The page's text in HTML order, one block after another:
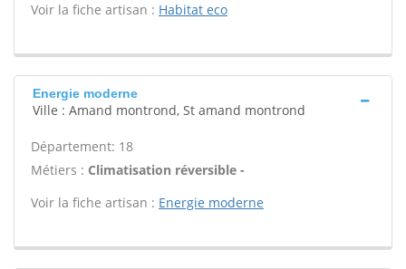
Voir la fiche artisan : Habitat eco
Energie moderne
Ville : Amand montrond, St amand montrond
Département: 18
Métiers : Climatisation réversible -
Voir la fiche artisan : Energie moderne